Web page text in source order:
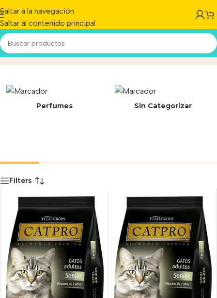
Saltar a la navegación
Saltar al contenido principal
23-591/AInicio/Producto
Perfumes Sin Categorizar
Filters